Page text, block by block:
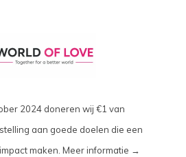
2024 doneren wij €1 van
aan goede doelen die een
maken. Meer informatie →